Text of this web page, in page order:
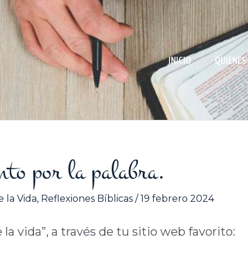
INICIO
por la palabra.
la Vida, Reflexiones Bíblicas /19 febrero 2024
vida”, a través de tu sitio web favorito: